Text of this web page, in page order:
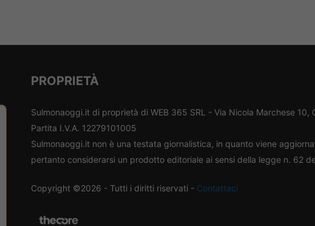
PROPRIETÀ
Sulmonaoggi.it di proprietà di WEB 365 SRL - Via Nicola Marchese 10,
Partita I.V.A. 12279101005
Sulmonaoggi.it non è una testata giornalistica, in quanto viene
pertanto considerarsi un prodotto editoriale ai sensi della legge n. 62
Copyright ©2026 - Tutti i diritti riservati - Contattaci